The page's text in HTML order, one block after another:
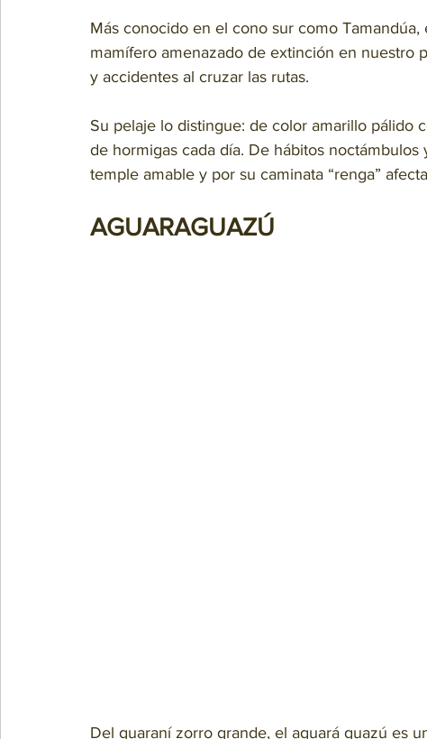
Más conocido en el cono sur como
mamífero amenazado de extinción en nuestro
y accidentes al cruzar las rutas.
Su pelaje lo distingue: de color amarillo pálido
de hormigas cada día. De hábitos
temple amable y por su caminata “renga”
AGUARAGUAZÚ
Del guaraní zorro grande, el aguará guazú es